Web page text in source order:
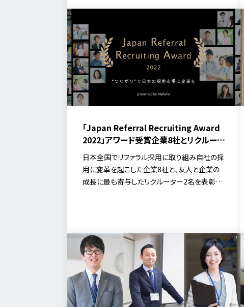
「MyTalent Refer」「MyTalent Brand」を活用
した具体的な組織変革について伺いました。
「Japan Referral Recruiting Award
2022」アワード受賞企業8社とリクルータ
ー2名の成功の軌跡
日本全国でリファラル採用に取り組み自社の採
用に変革を起こした企業8社と、友人と企業の
成長に最も寄与したリクルーター2名を表彰し